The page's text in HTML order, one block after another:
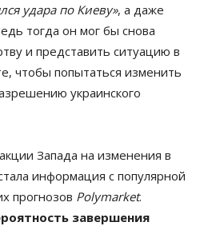
удара по Киеву», а даже
тогда он мог бы снова
и представить ситуацию в
чтобы попытаться изменить
украинского
Запада на изменения в
информация с популярной
прогнозов Polymarket.
завершения